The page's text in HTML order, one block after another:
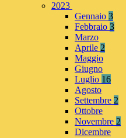
2023
Gennaio 3
Febbraio 3
Marzo
Aprile 2
Maggio
Giugno
Luglio 16
Agosto
Settembre 2
Ottobre
Novembre 2
Dicembre